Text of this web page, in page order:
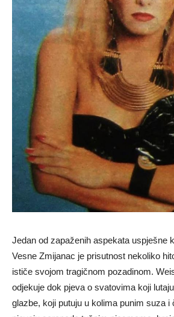
Jedan od zapaženih aspekata uspješne
Vesne Zmijanac je prisutnost nekoliko
ističe svojom tragičnom pozadinom.
odjekuje dok pjeva o svatovima koji
glazbe, koji putuju u kolima punim suza i